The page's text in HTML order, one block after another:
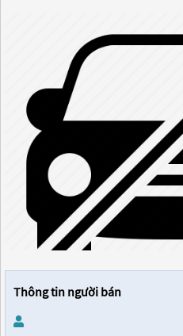
Thông tin người bán